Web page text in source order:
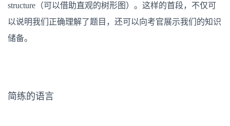
structure（可以借助直观的树形图）。这样的首段，不仅可
以说明我们正确理解了题目，还可以向考官展示我们的知识
储备。
简练的语言